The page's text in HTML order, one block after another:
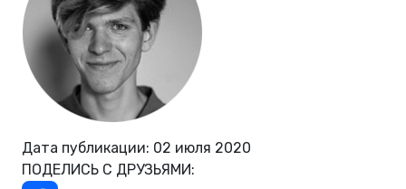
Дата публикации: 02 июля 2020
ПОДЕЛИСЬ С ДРУЗЬЯМИ: